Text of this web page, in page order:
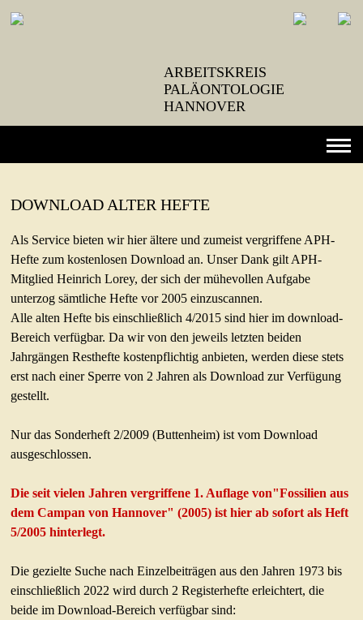
ARBEITSKREIS
PALÄONTOLOGIE
HANNOVER
VERANSTALTUNGEN
EXKURSIONEN
VEREIN
Beschlüsse
Mitglied werden
Vereinssatzung
Fundstellen
Fossilfunde
Präparation
APH-AUSSTELLUNG
Präparationswerkstatt
APH-PUBLIKATIONEN
DOWNLOAD ALTER HEFTE
Als Service bieten wir hier ältere und zumeist vergriffene APH-
Hefte zum kostenlosen Download an. Unser Dank gilt APH-
Mitglied Heinrich Lorey, der sich der mühevollen Aufgabe
unterzog sämtliche Hefte vor 2005 einzuscannen.
Alle alten Hefte bis einschließlich 4/2015 sind hier im download-
Bereich verfügbar. Da wir von den jeweils letzten beiden
Jahrgängen Resthefte kostenpflichtig anbieten, werden diese stets
erst nach einer Sperre von 2 Jahren als Download zur Verfügung
gestellt.
Nur das Sonderheft 2/2009 (Buttenheim) ist vom Download
ausgeschlossen.
Die seit vielen Jahren vergriffene 1. Auflage von"Fossilien aus
dem Campan von Hannover" (2005) ist hier ab sofort als Heft
5/2005 hinterlegt.
Die gezielte Suche nach Einzelbeiträgen aus den Jahren 1973 bis
einschließlich 2022 wird durch 2 Registerhefte erleichtert, die
beide im Download-Bereich verfügbar sind: